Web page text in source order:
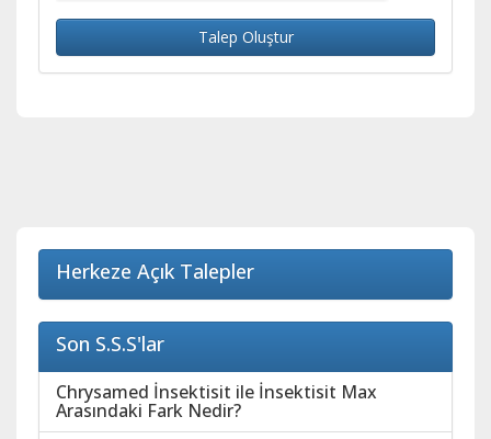
Herkeze Açık Talepler
Son S.S.S'lar
Chrysamed İnsektisit ile İnsektisit Max
Arasındaki Fark Nedir?